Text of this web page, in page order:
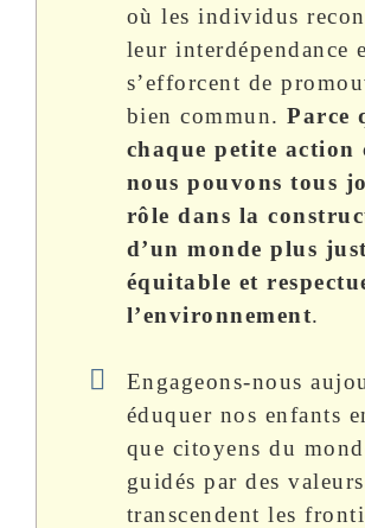
où les individus
leur interdépendance
s’efforcent de
bien commun. Parce
chaque petite action
nous pouvons tous
rôle dans la
d’un monde plus
équitable et
l’environnement.
Engageons-nous
éduquer nos enfants
que citoyens du
guidés par des
transcendent les